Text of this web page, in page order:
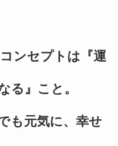
ンセプトは『運
る』こと。
も元気に、幸せ